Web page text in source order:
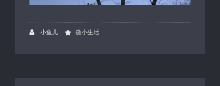
小鱼儿 微小生活